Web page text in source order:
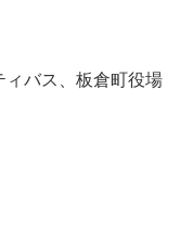
ィバス、板倉町役場